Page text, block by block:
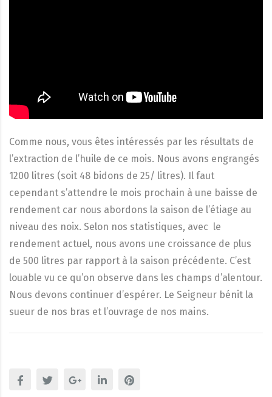
Comme nous, vous êtes intéressés par les résultats de
l’extraction de l’huile de ce mois. Nous avons engrangés
1200 litres (soit 48 bidons de 25/ litres). Il faut
cependant s’attendre le mois prochain à une baisse de
rendement car nous abordons la saison de l’étiage au
niveau des noix. Selon nos statistiques, avec le
rendement actuel, nous avons une croissance de plus
de 500 litres par rapport à la saison précédente. C’est
louable vu ce qu’on observe dans les champs d’alentour.
Nous devons continuer d’espérer. Le Seigneur bénit la
sueur de nos bras et l’ouvrage de nos mains.